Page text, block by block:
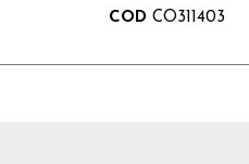
COD CO311403